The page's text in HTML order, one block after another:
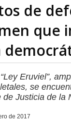
de
que
Eruviel”,
se
Justicia de la
de 2017